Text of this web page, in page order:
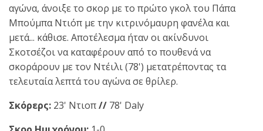
αγώνα, άνοιξε το σκορ με το πρώτο γκολ του Πάπα
Μπούμπα Ντιόπ με την κιτρινόμαυρη φανέλα και
μετά... κάθισε. Αποτέλεσμα ήταν οι ακίνδυνοι
Σκοτσέζοι να καταφέρουν από το πουθενά να
σκοράρουν με τον Ντέιλι (78') μετατρέποντας τα
τελευταία λεπτά του αγώνα σε θρίλερ.
Σκόρερς: 23' Ντιοπ// 78' Daly